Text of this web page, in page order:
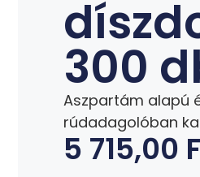
300
Aszpartám alapú
rúdadagolóban
5 715,00